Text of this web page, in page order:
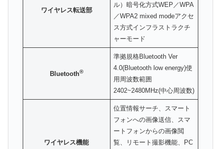
ワイヤレス転送部
ル）暗号化方式WEP／WPA
／WPA2 mixed modeアクセ
ス方式インフラストラクチ
ャーモード
Bluetooth®
準拠規格Bluetooth Ver
4.0(Bluetooth low energy)使
用周波数範囲
2402~2480MHz(中心周波数)
ワイヤレス機能
位置情報サーチ、スマート
フォンへの画像送信、スマ
ートフォンからの画像閲
覧、リモート撮影機能、PC